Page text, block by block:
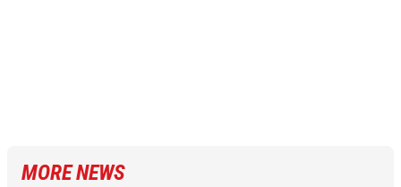
MORE NEWS